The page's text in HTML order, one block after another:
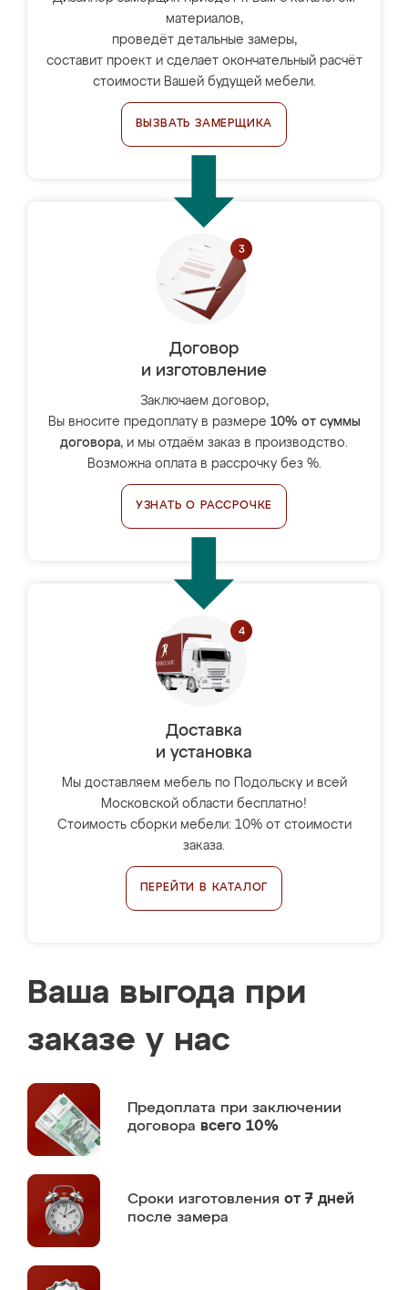
материалов,
проведёт детальные замеры,
составит проект и сделает окончательный расчёт
стоимости Вашей будущей мебели.
ВЫЗВАТЬ ЗАМЕРЩИКА
Договор
и изготовление
Заключаем договор,
Вы вносите предоплату в размере 10% от суммы
договора, и мы отдаём заказ в производство.
Возможна оплата в рассрочку без %.
УЗНАТЬ О РАССРОЧКЕ
Доставка
и установка
Мы доставляем мебель по Подольску и всей
Московской области бесплатно!
Стоимость сборки мебели: 10% от стоимости
заказа.
ПЕРЕЙТИ В КАТАЛОГ
Ваша выгода при
заказе у нас
Предоплата при заключении
договора всего 10%
Сроки изготовления от 7 дней
после замера